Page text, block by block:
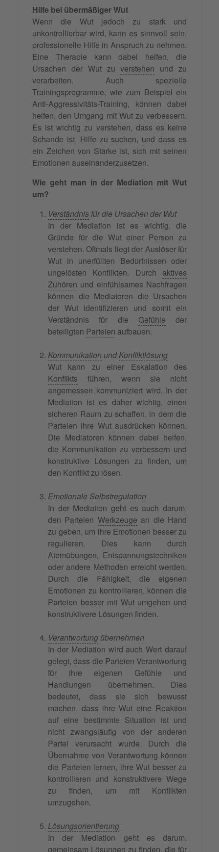
Hilfe bei übermäßiger Wut
Wenn die Wut jedoch zu stark und
unkontrollierbar wird, kann es sinnvoll sein,
professionelle Hilfe in Anspruch zu nehmen.
Eine Therapie kann dabei helfen, die
Ursachen der Wut zuverstehen und zu
verarbeiten. Auch spezielle
Trainingsprogramme, wie zum Beispiel ein
Anti-Aggressivitäts-Training, können dabei
helfen, den Umgang mit Wut zu verbessern.
Es ist wichtig zu verstehen, dass es keine
Schande ist, Hilfe zu suchen, und dass es
ein Zeichen von Stärke ist, sich mit seinen
Emotionen auseinanderzusetzen.
Wie geht man in der Mediation mit Wut
um?
Verständnis für die Ursachen der Wut
In der Mediation ist es wichtig, die
Gründe für die Wut einer Person zu
verstehen. Oftmals liegt der Auslöser für
Wut in unerfüllten Bedürfnissen oder
ungelösten Konflikten. Durch aktives
Zuhören und einfühlsames Nachfragen
können die Mediatoren die Ursachen
der Wut identifizieren und somit ein
Verständnis für die Gefühle der
beteiligten Parteien aufbauen.
Kommunikation undKonfliktlösung
Wut kann zu einer Eskalation des
Konflikts führen, wenn sie nicht
angemessen kommuniziert wird. In der
Mediation ist es daher wichtig, einen
sicheren Raum zu schaffen, in dem die
Parteien ihre Wut ausdrücken können.
Die Mediatoren können dabei helfen,
die Kommunikation zu verbessern und
konstruktive Lösungen zu finden, um
den Konflikt zu lösen.
Emotionale Selbstregulation
In der Mediation geht es auch darum,
den Parteien Werkzeuge an die Hand
zu geben, um ihre Emotionen besser zu
regulieren. Dies kann durch
Atemübungen, Entspannungstechniken
oder andere Methoden erreicht werden.
Durch die Fähigkeit, die eigenen
Emotionen zu kontrollieren, können die
Parteien besser mit Wut umgehen und
konstruktivere Lösungen finden.
Verantwortung übernehmen
In der Mediation wird auch Wert darauf
gelegt, dass die Parteien Verantwortung
für ihre eigenen Gefühle und
Handlungen übernehmen. Dies
bedeutet, dass sie sich bewusst
machen, dass ihre Wut eine Reaktion
auf eine bestimmte Situation ist und
nicht zwangsläufig von der anderen
Partei verursacht wurde. Durch die
Übernahme von Verantwortung können
die Parteien lernen, ihre Wut besser zu
kontrollieren und konstruktivere Wege
zu finden, um mit Konflikten
umzugehen.
Lösungsorientierung
In der Mediation geht es darum,
gemeinsam Lösungen zu finden, die für